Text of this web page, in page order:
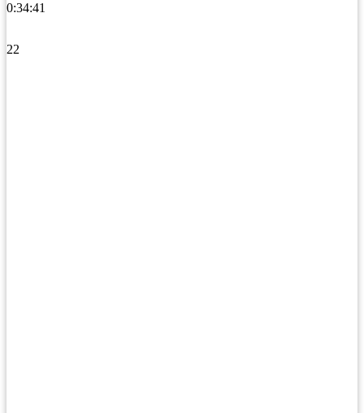
0:34:41
22